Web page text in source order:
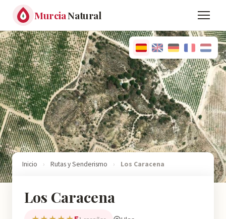
MurciaNatural
Inicio › Rutas y Senderismo › Los Caracena
Los Caracena